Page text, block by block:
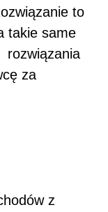
to
takie same
rozwiązania
za
z